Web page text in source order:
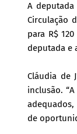
A
Circulação
para R$
deputada e
Cláudia de
inclusão.
de